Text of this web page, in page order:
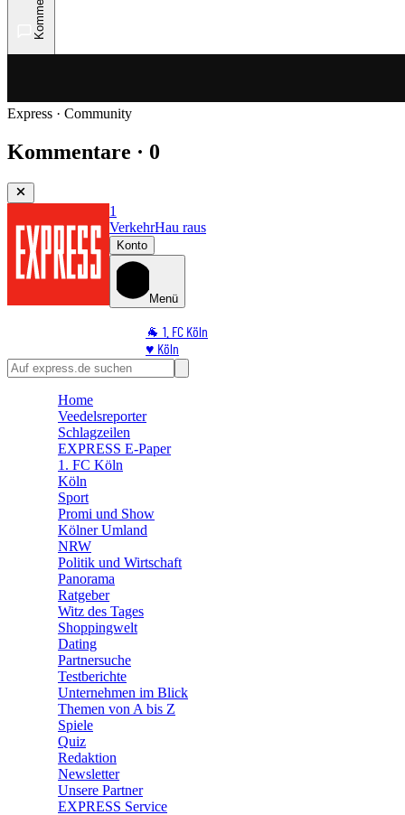
Express · Community
Kommentare · 0
1
VerkehrHau raus
Konto
Menü
🐐 1. FC Köln
♥️ Köln
⭐ Promi
🛒 Shoppingwelt
Home
Veedelsreporter
Schlagzeilen
EXPRESS E-Paper
1. FC Köln
Köln
Sport
Promi und Show
Kölner Umland
NRW
Politik und Wirtschaft
Panorama
Ratgeber
Witz des Tages
Shoppingwelt
Dating
Partnersuche
Testberichte
Unternehmen im Blick
Themen von A bis Z
Spiele
Quiz
Redaktion
Newsletter
Unsere Partner
EXPRESS Service